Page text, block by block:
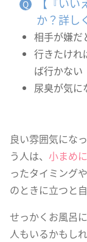
【『い
か？詳し
相手が嫌だ
行きたけれ
ば行かない
尿臭が気に
良い雰囲気にな
う人は、 小まめ
ったタイミング
のときに立つと自
せっかくお風呂
人もいるかもし